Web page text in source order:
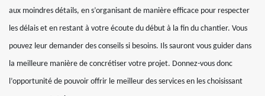
aux moindres détails, en s’organisant de manière efficace pour respecter
les délais et en restant à votre écoute du début à la fin du chantier. Vous
pouvez leur demander des conseils si besoins. Ils sauront vous guider dans
la meilleure manière de concrétiser votre projet. Donnez-vous donc
l’opportunité de pouvoir offrir le meilleur des services en les choisissant